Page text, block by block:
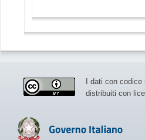
I dati con codice
distribuiti con